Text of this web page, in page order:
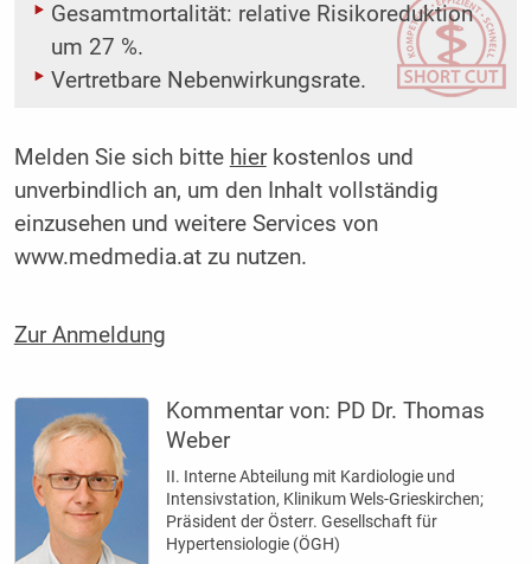
Gesamtmortalität: relative Risikoreduktion
um 27 %.
Vertretbare Nebenwirkungsrate.
Melden Sie sich bitte hierkostenlos und
unverbindlich an, um den Inhalt vollständig
einzusehen und weitere Services von
www.medmedia.at zu nutzen.
Zur Anmeldung
Kommentar von: PD Dr. Thomas
Weber
II. Interne Abteilung mit Kardiologie und
Intensivstation, Klinikum Wels-Grieskirchen;
Präsident der Österr. Gesellschaft für
Hypertensiologie (ÖGH)